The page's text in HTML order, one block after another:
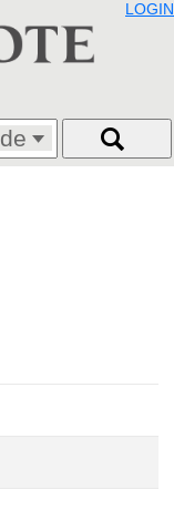
LOGIN
de